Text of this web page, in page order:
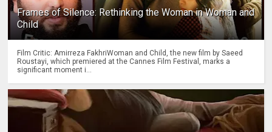
Frames of Silence: Rethinking the Woman in Woman and
Child
Film Critic: Amirreza FakhriWoman and Child, the new film by Saeed
Roustayi, which premiered at the Cannes Film Festival, marks a
significant moment i...